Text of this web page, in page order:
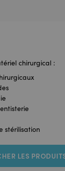
chirurgical :
stérilisation
LES